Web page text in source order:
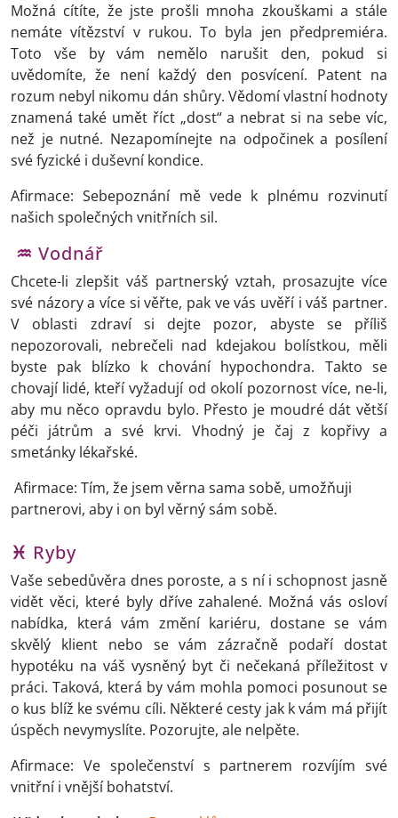
Možná cítíte, že jste prošli mnoha zkouškami a stále
nemáte vítězství v rukou. To byla jen předpremiéra.
Toto vše by vám nemělo narušit den, pokud si
uvědomíte, že není každý den posvícení. Patent na
rozum nebyl nikomu dán shůry. Vědomí vlastní hodnoty
znamená také umět říct „dost“ a nebrat si na sebe víc,
než je nutné. Nezapomínejte na odpočinek a posílení
své fyzické i duševní kondice.
Afirmace: Sebepoznání mě vede k plnému rozvinutí
našich společných vnitřních sil.
♒ Vodnář
Chcete-li zlepšit váš partnerský vztah, prosazujte více
své názory a více si věřte, pak ve vás uvěří i váš partner.
V oblasti zdraví si dejte pozor, abyste se příliš
nepozorovali, nebrečeli nad kdejakou bolístkou, měli
byste pak blízko k chování hypochondra. Takto se
chovají lidé, kteří vyžadují od okolí pozornost více, ne-li,
aby mu něco opravdu bylo. Přesto je moudré dát větší
péči játrům a své krvi. Vhodný je čaj z kopřivy a
smetánky lékařské.
Afirmace: Tím, že jsem věrna sama sobě, umožňuji
partnerovi, aby i on byl věrný sám sobě.
♓ Ryby
Vaše sebedůvěra dnes poroste, a s ní i schopnost jasně
vidět věci, které byly dříve zahalené. Možná vás osloví
nabídka, která vám změní kariéru, dostane se vám
skvělý klient nebo se vám zázračně podaří dostat
hypotéku na váš vysněný byt či nečekaná příležitost v
práci. Taková, která by vám mohla pomoci posunout se
o kus blíž ke svému cíli. Některé cesty jak k vám má přijít
úspěch nevymyslíte. Pozorujte, ale nelpěte.
Afirmace: Ve společenství s partnerem rozvíjím své
vnitřní i vnější bohatství.